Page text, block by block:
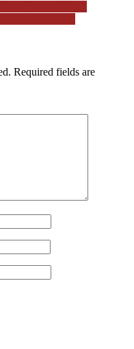
Required fields are